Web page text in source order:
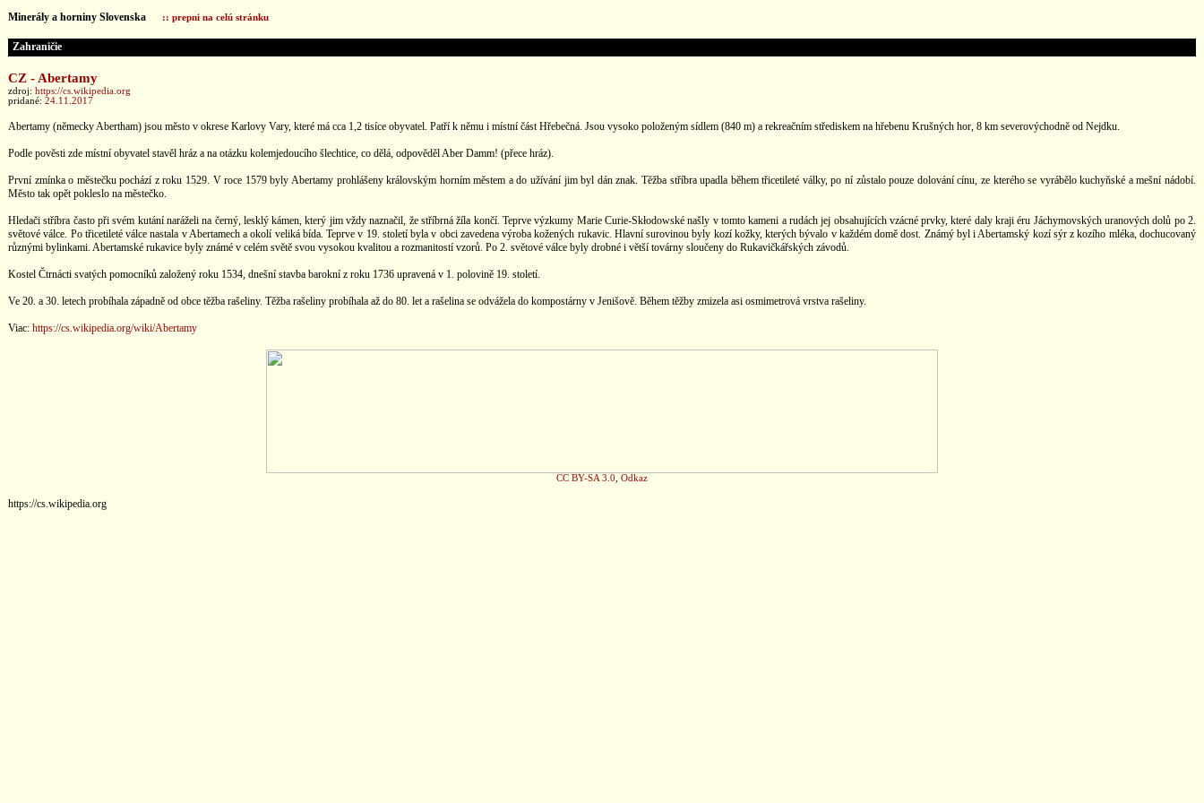
Minerály a horniny Slovenska :: prepni na celú stránku
Zahraničie
CZ - Abertamy
zdroj: https://cs.wikipedia.org
pridané: 24.11.2017
Abertamy (německy Abertham) jsou město v okrese Karlovy Vary, které má cca 1,2 tisíce obyvatel. Patří k němu i místní část Hřebečná. Jsou vysoko položeným sídlem (840 m) a rekreačním střediskem na hřebenu Krušných hor, 8 km severovýchodně od Nejdku.
Podle pověsti zde místní obyvatel stavěl hráz a na otázku kolemjedoucího šlechtice, co dělá, odpověděl Aber Damm! (přece hráz).
První zmínka o městečku pochází z roku 1529. V roce 1579 byly Abertamy prohlášeny královským horním městem a do užívání jim byl dán znak. Těžba stříbra upadla během třicetileté války, po ní zůstalo pouze dolování cínu, ze kterého se vyrábělo kuchyňské a mešní nádobí.
Město tak opět pokleslo na městečko.
Hledači stříbra často při svém kutání naráželi na černý, lesklý kámen, který jim vždy naznačil, že stříbrná žíla končí. Teprve výzkumy Marie Curie-Skłodowské našly v tomto kameni a rudách jej obsahujících vzácné prvky, které daly kraji éru Jáchymovských uranových dolů po 2.
světové válce. Po třicetileté válce nastala v Abertamech a okolí veliká bída. Teprve v 19. století byla v obci zavedena výroba kožených rukavic. Hlavní surovinou byly kozí kožky, kterých bývalo v každém domě dost. Známý byl i Abertamský kozí sýr z kozího mléka, dochucovaný
různými bylinkami. Abertamské rukavice byly známé v celém světě svou vysokou kvalitou a rozmanitostí vzorů. Po 2. světové válce byly drobné i větší továrny sloučeny do Rukavičkářských závodů.
Kostel Čtrnácti svatých pomocníků založený roku 1534, dnešní stavba barokní z roku 1736 upravená v 1. polovině 19. století.
Ve 20. a 30. letech probíhala západně od obce těžba rašeliny. Těžba rašeliny probíhala až do 80. let a rašelina se odvážela do kompostárny v Jenišově. Během těžby zmizela asi osmimetrová vrstva rašeliny.
Viac: https://cs.wikipedia.org/wiki/Abertamy
CC BY-SA 3.0 Odkaz
https://cs.wikipedia.org